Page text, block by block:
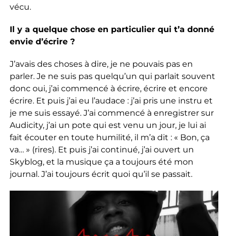
vécu.
Il y a quelque chose en particulier qui t’a donné
envie d’écrire ?
J’avais des choses à dire, je ne pouvais pas en
parler. Je ne suis pas quelqu’un qui parlait souvent
donc oui, j’ai commencé à écrire, écrire et encore
écrire. Et puis j’ai eu l’audace : j’ai pris une instru et
je me suis essayé. J’ai commencé à enregistrer sur
Audicity, j’ai un pote qui est venu un jour, je lui ai
fait écouter en toute humilité, il m’a dit : « Bon, ça
va… » (rires). Et puis j’ai continué, j’ai ouvert un
Skyblog, et la musique ça a toujours été mon
journal. J’ai toujours écrit quoi qu’il se passait.